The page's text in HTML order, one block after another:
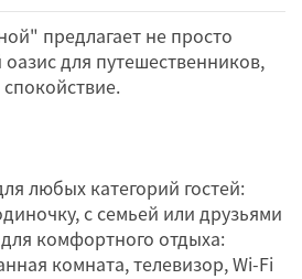
предлагает не просто
для путешественников,
любых категорий гостей:
с семьей или друзьями
комфортного отдыха:
комната, телевизор, Wi-Fi